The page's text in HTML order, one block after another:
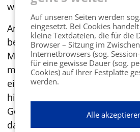
werden.
An diesem Clubabend konnten
bereits die Herzlichkeit und
Mitarbeiter spüren. Das
mit einem tollen Buffet mit
einer Hausführung wurde
hier aus dem
Geduld und Ausdauer haben
das Sonnenresort
Auf unseren Seiten werden
eingesetzt. Bei Cookies
kleine Textdateien, die für die
Browser – Sitzung im
Internetbrowsers (sog.
für eine gewisse Dauer (sog.
Cookies) auf Ihrer Festplatte
werden.
Alle